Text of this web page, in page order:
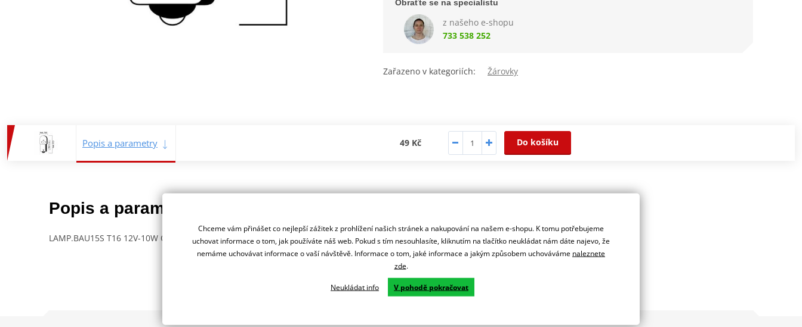
Obraťte se na specialistu
z našeho e-shopu
733 538 252
Zařazeno v kategoriích: Žárovky
Popis a parametry 49 Kč Do košíku
Popis a parametry
LAMP.BAU15S T16 12V-10W ORANGE
Chceme vám přinášet co nejlepší zážitek z prohlížení našich stránek a nakupování na našem e-shopu. K tomu potřebujeme
uchovat informace o tom, jak používáte náš web. Pokud s tím nesouhlasíte, kliknutím na tlačítko neukládat nám dáte najevo, že
nemáme uchovávat informace o vaší návštěvě. Informace o tom, jaké informace a jakým způsobem uchováváme naleznete
zde.
Neukládat info V pohodě pokračovat